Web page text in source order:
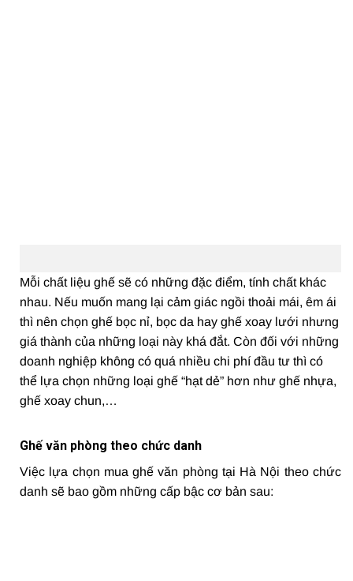
Mỗi chất liệu ghế sẽ có những đặc điểm, tính chất khác
nhau. Nếu muốn mang lại cảm giác ngồi thoải mái, êm ái
thì nên chọn ghế bọc nỉ, bọc da hay ghế xoay lưới nhưng
giá thành của những loại này khá đắt. Còn đối với những
doanh nghiệp không có quá nhiều chi phí đầu tư thì có
thể lựa chọn những loại ghế “hạt dẻ” hơn như ghế nhựa,
ghế xoay chun,…
Ghế văn phòng theo chức danh
Việc lựa chọn mua ghế văn phòng tại Hà Nội theo chức
danh sẽ bao gồm những cấp bậc cơ bản sau: